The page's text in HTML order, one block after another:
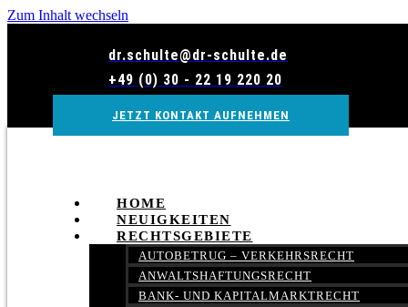
Zum Inhalt wechseln
dr.schulte@dr-schulte.de
+49 (0) 30 - 22 19 220 20
JETZT KONTAKT AUFNEHMEN
HOME
NEUIGKEITEN
RECHTSGEBIETE
AUTOBETRUG – VERKEHRSRECHT
ANWALTSHAFTUNGSRECHT
BANK- UND KAPITALMARKTRECHT